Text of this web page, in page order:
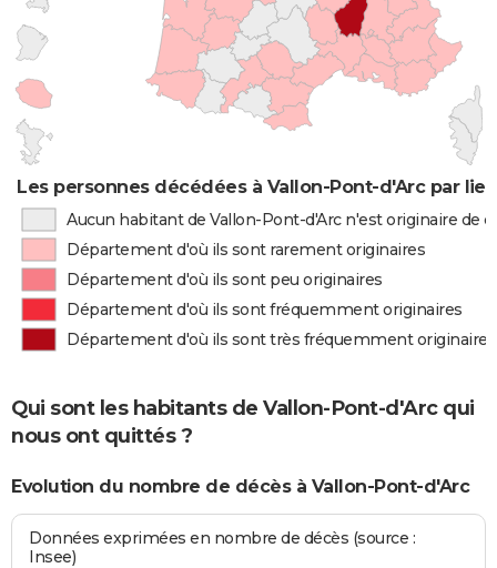
Les personnes décédées à Vallon-Pont-d'Arc par
Aucun habitant de Vallon-Pont-d'Arc n'est originaire de
Département d'où ils sont rarement originaires
Département d'où ils sont peu originaires
Département d'où ils sont fréquemment originaires
Département d'où ils sont très fréquemment originaires
Qui sont les habitants de Vallon-Pont-d'Arc qui
nous ont quittés ?
Evolution du nombre de décès à Vallon-Pont-d'Arc
Données exprimées en nombre de décès (source :
Insee)